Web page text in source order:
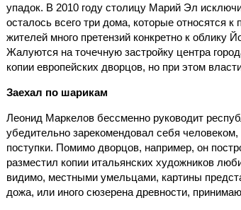
упадок. В 2010 году столицу Марий Эл
осталось всего три дома, которые относятся
жителей много претензий конкретно к облику
Жалуются на точечную застройку центра
копии европейских дворцов, но при этом
Заехал по шарикам
Леонид Маркелов бессменно руководит
убедительно зарекомендовал себя
поступки. Помимо дворцов, например, он
разместил копии итальянских художников
видимо, местными умельцами, картины
дожа, или иного сюзерена древности,